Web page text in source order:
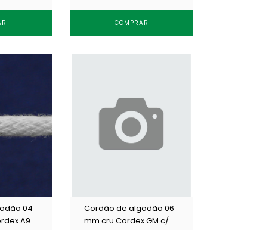
COMPRAR
04
A9
Cordão de algodão 06
mm cru Cordex GM c/